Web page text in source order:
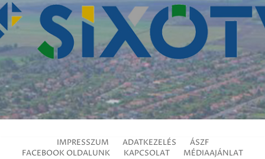
IMPRESSZUM ADATKEZELÉS
ÁSZF
FACEBOOK OLDALUNK
KAPCSOLAT MÉDIAAJÁNLAT